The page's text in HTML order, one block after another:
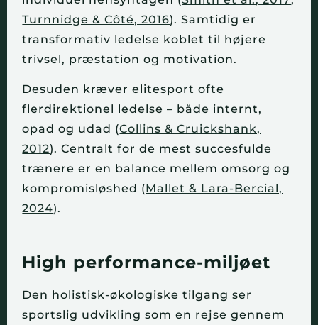
Turnnidge & Côté, 2016). Samtidig er
transformativ ledelse koblet til højere
trivsel, præstation og motivation.
Desuden kræver elitesport ofte
flerdirektionel ledelse – både internt,
opad og udad (Collins & Cruickshank,
2012). Centralt for de mest succesfulde
trænere er en balance mellem omsorg og
kompromisløshed (Mallet & Lara-Bercial,
2024).
High performance-miljøet
Den holistisk-økologiske tilgang ser
sportslig udvikling som en rejse gennem